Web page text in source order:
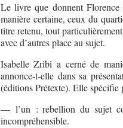
Le livre que donnent
manière certaine, ceux du
titre retenu, tout
avec d’autres place au sujet.
Isabelle Zribi a cerné de
annonce-t-elle dans sa
(éditions Prétexte). Elle spécifie
— l’un : rebellion du sujet
incompréhensible.